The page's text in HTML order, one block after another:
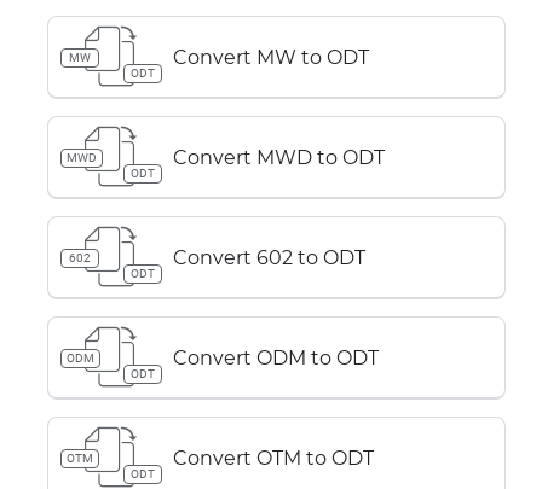
MW
ODT
Convert MW to ODT
MWD
ODT
Convert MWD to ODT
602
ODT
Convert 602 to ODT
ODM
ODT
Convert ODM to ODT
OTM
ODT
Convert OTM to ODT